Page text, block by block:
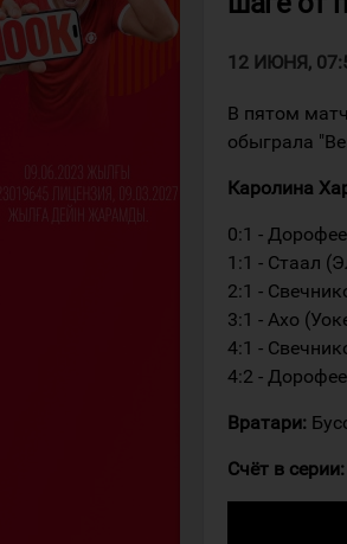
12 ИЮНЯ,
В пятом
обыграла
Каролина
0:1 -
1:1 - Стаал
2:1 -
3:1 - Ахо
4:1 -
4:2 -
Вратари:
Счёт в серии: